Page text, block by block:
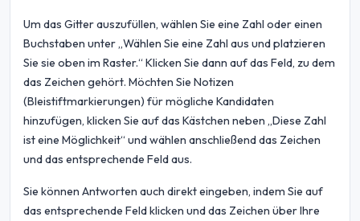
Um das Gitter auszufüllen, wählen Sie eine Zahl oder einen
Buchstaben unter „Wählen Sie eine Zahl aus und platzieren
Sie sie oben im Raster.“ Klicken Sie dann auf das Feld, zu dem
das Zeichen gehört. Möchten Sie Notizen
(Bleistiftmarkierungen) für mögliche Kandidaten
hinzufügen, klicken Sie auf das Kästchen neben „Diese Zahl
ist eine Möglichkeit“ und wählen anschließend das Zeichen
und das entsprechende Feld aus.
Sie können Antworten auch direkt eingeben, indem Sie auf
das entsprechende Feld klicken und das Zeichen über Ihre